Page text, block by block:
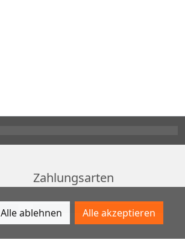
Zahlungsarten
Alle ablehnen Alle akzeptieren